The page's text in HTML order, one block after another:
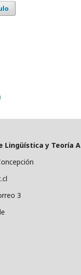
Lingüística y Teoría
3